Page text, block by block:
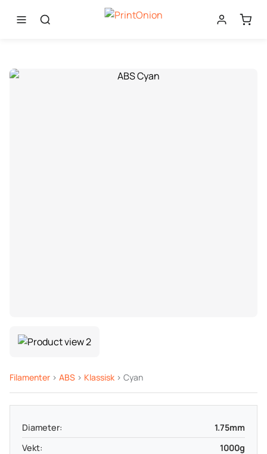
Filamenter > ABS > Klassisk > Cyan
Diameter:
1.75mm
Vekt:
1000g